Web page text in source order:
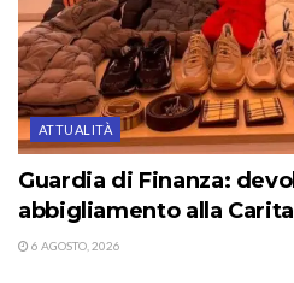
ATTUALITÀ
Guardia di Finanza:
abbigliamento alla
6 AGOSTO, 2026